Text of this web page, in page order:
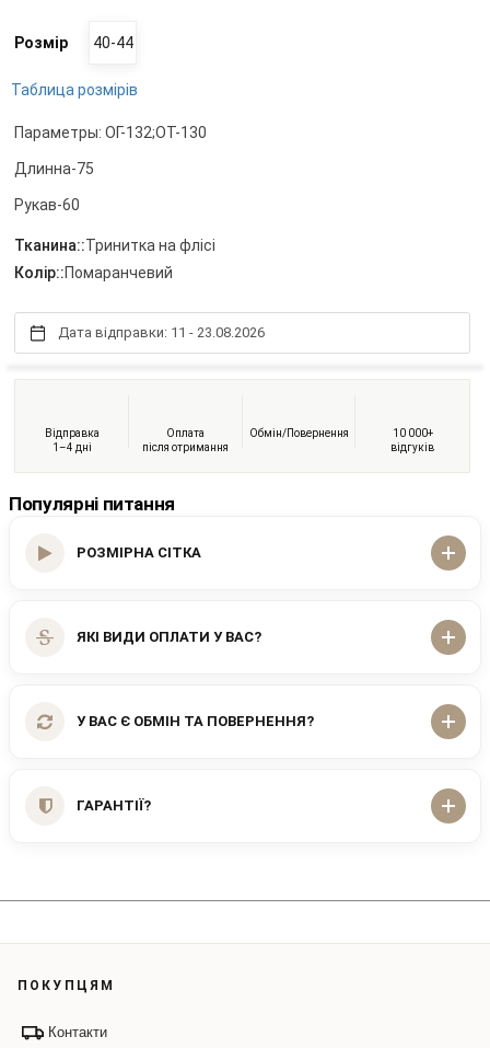
Розмір 40-44
Таблица розмірів
Параметры: ОГ-132;ОТ-130
Длинна-75
Рукав-60
Тканина::Тринитка на флісі
Колір::Помаранчевий
Дата відправки: 11 - 23.08.2026
Відправка
1–4 дні
Оплата
після отримання
Обмін/Повернення
10 000+
відгуків
Популярні питання
РОЗМІРНА СІТКА
ЯКІ ВИДИ ОПЛАТИ У ВАС?
У ВАС Є ОБМІН ТА ПОВЕРНЕННЯ?
ГАРАНТІЇ?
ПОКУПЦЯМ
Контакти